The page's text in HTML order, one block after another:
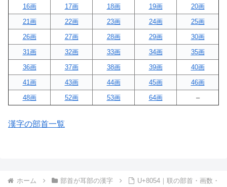
16画
17画 18画 19画
20画
21画
22画 23画 24画
25画
26画
27画 28画 29画
30画
31画
32画 33画 34画
35画
36画
37画 38画 39画
40画
41画
43画 44画 45画
46画
48画
52画 53画 64画 –
漢字の部首一覧
ホーム 部首が耳部の漢字 U+8054｜联の部首・画数・